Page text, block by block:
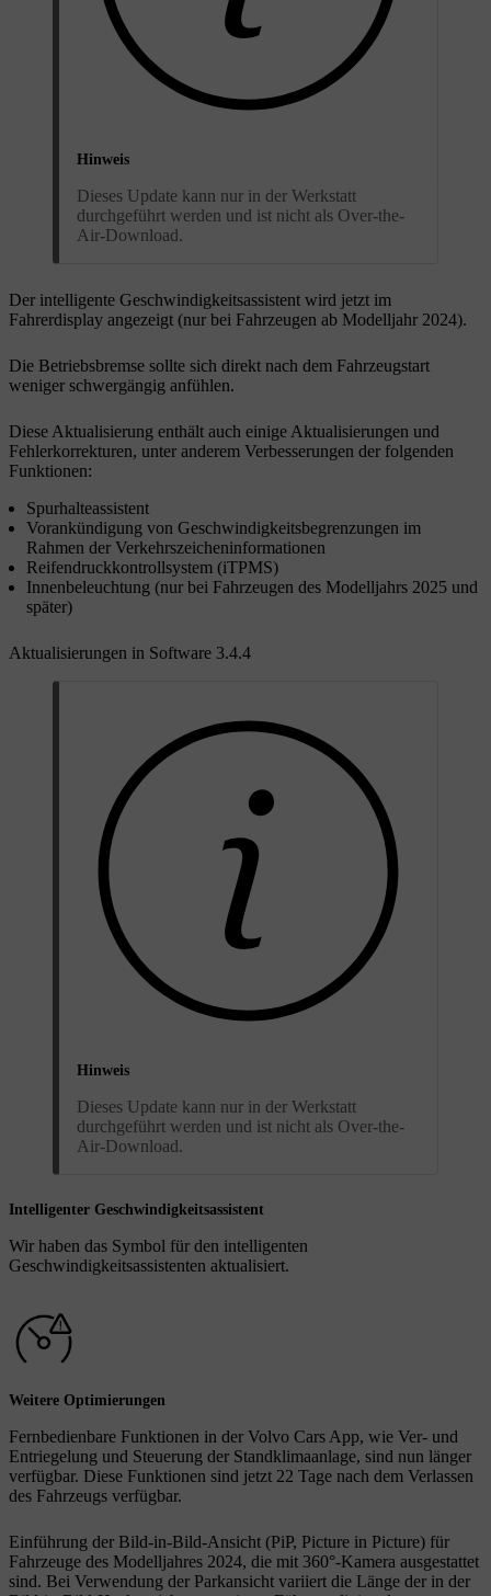
Hinweis
Dieses Update kann nur in der Werkstatt
durchgeführt werden und ist nicht als Over-the-
Air-Download.
Der intelligente Geschwindigkeitsassistent wird jetzt im
Fahrerdisplay angezeigt (nur bei Fahrzeugen ab Modelljahr 2024).
Die Betriebsbremse sollte sich direkt nach dem Fahrzeugstart
weniger schwergängig anfühlen.
Diese Aktualisierung enthält auch einige Aktualisierungen und
Fehlerkorrekturen, unter anderem Verbesserungen der folgenden
Funktionen:
Spurhalteassistent
Vorankündigung von Geschwindigkeitsbegrenzungen im
Rahmen der Verkehrszeicheninformationen
Reifendruckkontrollsystem (iTPMS)
Innenbeleuchtung (nur bei Fahrzeugen des Modelljahrs 2025 und
später)
Aktualisierungen in Software 3.4.4
Hinweis
Dieses Update kann nur in der Werkstatt
durchgeführt werden und ist nicht als Over-the-
Air-Download.
Intelligenter Geschwindigkeitsassistent
Wir haben das Symbol für den intelligenten
Geschwindigkeitsassistenten aktualisiert.
Weitere Optimierungen
Fernbedienbare Funktionen in der Volvo Cars App, wie Ver- und
Entriegelung und Steuerung der Standklimaanlage, sind nun länger
verfügbar. Diese Funktionen sind jetzt 22 Tage nach dem Verlassen
des Fahrzeugs verfügbar.
Einführung der Bild-in-Bild-Ansicht (PiP, Picture in Picture) für
Fahrzeuge des Modelljahres 2024, die mit 360°-Kamera ausgestattet
sind. Bei Verwendung der Parkansicht variiert die Länge der in der